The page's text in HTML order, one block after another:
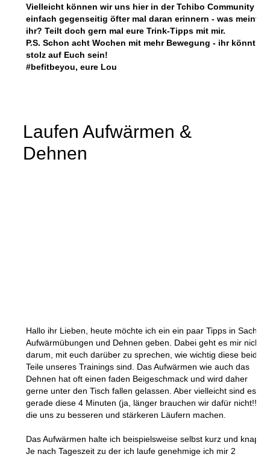
Vielleicht können wir uns hier in der Tchibo Community
einfach gegenseitig öfter mal daran erinnern - was meint
ihr? Teilt doch gern mal eure Trink-Tipps mit mir.
P.S. Schon acht Wochen mit mehr Bewegung - ihr könnt
stolz auf Euch sein!
#befitbeyou, eure Lou
Laufen Aufwärmen &
Dehnen
Hallo ihr Lieben, heute möchte ich ein ein paar Tipps in Sachen
Aufwärmübungen und Dehnen geben. Dabei geht es mir nicht
darum, mit euch darüber zu sprechen, wie wichtig diese beiden
Teile unseres Trainings sind. Das Aufwärmen wie auch das
Dehnen hat oft einen faden Beigeschmack und wird daher
gerne unter den Tisch fallen gelassen. Aber vielleicht sind es ja
gerade diese 4 Minuten (ja, länger brauchen wir dafür nicht!!!)
die uns zu besseren und stärkeren Läufern machen.
Das Aufwärmen halte ich beispielsweise selbst kurz und knapp.
Je nach Tageszeit zu der ich laufe genehmige ich mir 2